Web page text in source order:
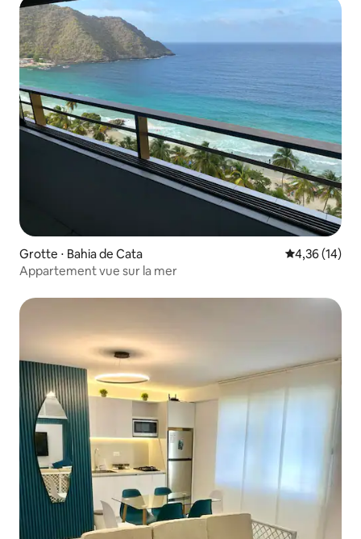
Grotte ⋅ Bahia de Cata Évaluation
4,36 (14)
Appartement vue sur la mer